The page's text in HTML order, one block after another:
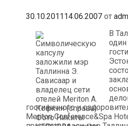
30.10.201114.06.2007 от
В
гостиничного и
Meriton Conference&Spa